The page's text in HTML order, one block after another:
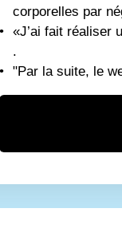
corporelles par
«J’ai fait réaliser
.
"Par la suite, le